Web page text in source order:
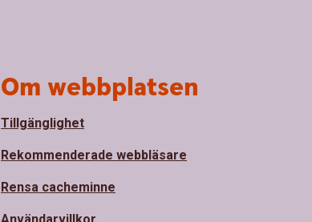
Om webbplatsen
Tillgänglighet
Rekommenderade webbläsare
Rensa cacheminne